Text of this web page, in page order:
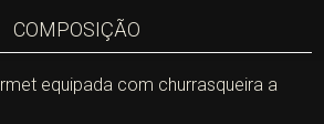
COMPOSIÇÃO
equipada com churrasqueira a